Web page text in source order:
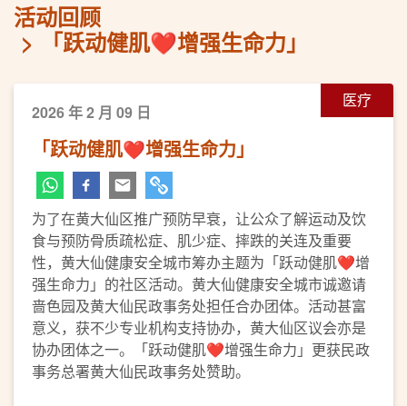
活动回顾
「跃动健肌❤️增强生命力」
医疗
2026 年 2 月 09 日
「跃动健肌❤️增强生命力」
为了在黄大仙区推广预防早衰，让公众了解运动及饮
食与预防骨质疏松症、肌少症、摔跌的关连及重要
性，黄大仙健康安全城市筹办主题为「跃动健肌❤️增
强生命力」的社区活动。黄大仙健康安全城市诚邀请
啬色园及黄大仙民政事务处担任合办团体。活动甚富
意义，获不少专业机构支持协办，黄大仙区议会亦是
协办团体之一。「跃动健肌❤️增强生命力」更获民政
事务总署黄大仙民政事务处赞助。